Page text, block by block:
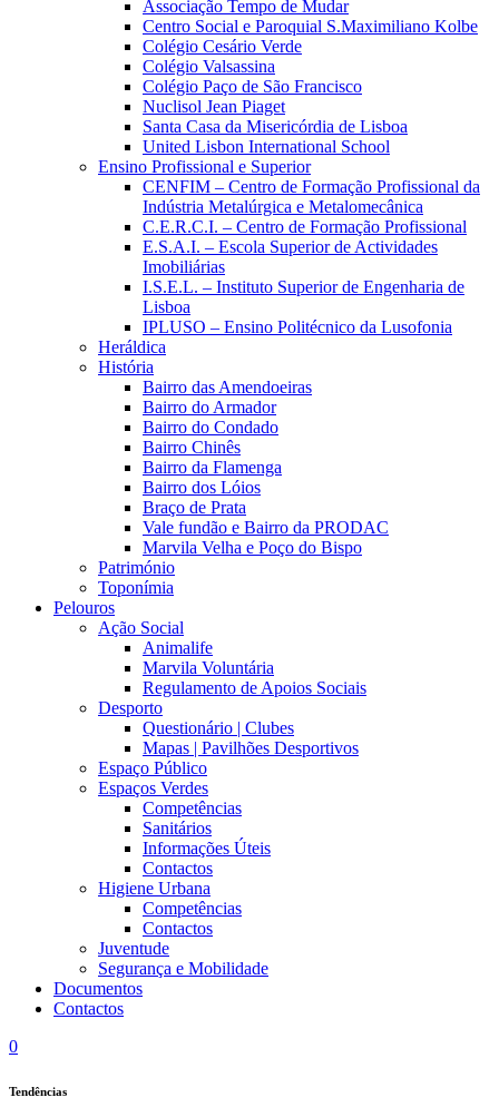
Associação Tempo de Mudar
Centro Social e Paroquial S.Maximiliano Kolbe
Colégio Cesário Verde
Colégio Valsassina
Colégio Paço de São Francisco
Nuclisol Jean Piaget
Santa Casa da Misericórdia de Lisboa
United Lisbon International School
Ensino Profissional e Superior
CENFIM – Centro de Formação Profissional da
Indústria Metalúrgica e Metalomecânica
C.E.R.C.I. – Centro de Formação Profissional
E.S.A.I. – Escola Superior de Actividades
Imobiliárias
I.S.E.L. – Instituto Superior de Engenharia de
Lisboa
IPLUSO – Ensino Politécnico da Lusofonia
Heráldica
História
Bairro das Amendoeiras
Bairro do Armador
Bairro do Condado
Bairro Chinês
Bairro da Flamenga
Bairro dos Lóios
Braço de Prata
Vale fundão e Bairro da PRODAC
Marvila Velha e Poço do Bispo
Património
Toponímia
Pelouros
Ação Social
Animalife
Marvila Voluntária
Regulamento de Apoios Sociais
Desporto
Questionário | Clubes
Mapas | Pavilhões Desportivos
Espaço Público
Espaços Verdes
Competências
Sanitários
Informações Úteis
Contactos
Higiene Urbana
Competências
Contactos
Juventude
Segurança e Mobilidade
Documentos
Contactos
0
Tendências